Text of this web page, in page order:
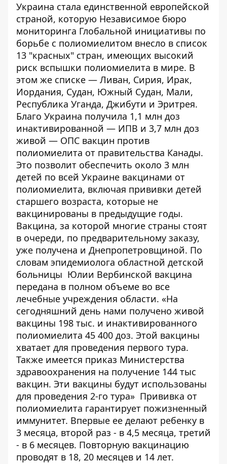
Украина стала единственной европейской
страной, которую Независимое бюро
мониторинга Глобальной инициативы по
борьбе с полиомиелитом внесло в список
13 "красных" стран, имеющих высокий
риск вспышки полиомиелита в мире. В
этом же списке — Ливан, Сирия, Ирак,
Иордания, Судан, Южный Судан, Мали,
Республика Уганда, Джибути и Эритрея.
Благо Украина получила 1,1 млн доз
инактивированной — ИПВ и 3,7 млн доз
живой — ОПС вакцин против
полиомиелита от правительства Канады.
Это позволит обеспечить около 3 млн
детей по всей Украине вакцинами от
полиомиелита, включая прививки детей
старшего возраста, которые не
вакцинированы в предыдущие годы.
Вакцина, за которой многие страны стоят
в очереди, по предварительному заказу,
уже получена и Днепропетровщиной. По
словам эпидемиолога областной детской
больницы Юлии Вербинской вакцина
передана в полном объеме во все
лечебные учреждения области. «На
сегодняшний день нами получено живой
вакцины 198 тыс. и инактивированного
полиомиелита 45 400 доз. Этой вакцины
хватает для проведения первого тура.
Также имеется приказ Министерства
здравоохранения на получение 144 тыс
вакцин. Эти вакцины будут использованы
для проведения 2-го тура» Прививка от
полиомиелита гарантирует пожизненный
иммунитет. Впервые ее делают ребенку в
3 месяца, второй раз - в 4,5 месяца, третий
- в 6 месяцев. Повторную вакцинацию
проводят в 18, 20 месяцев и 14 лет.